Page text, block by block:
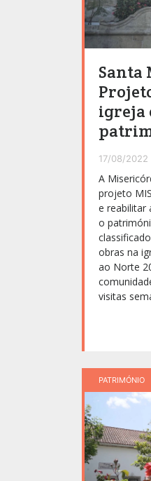
Santa
igreja
17/08/2022
A
projeto
e reabilitar
o
obras na
ao Norte
visitas
PATRIMÓNIO